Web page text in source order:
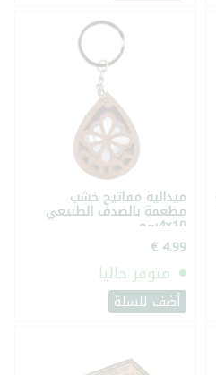
ميدالية مفاتيح خشب
مطعمة بالصدف الطبيعي
10×4سم
متوفر حاليا
أضف للسلة